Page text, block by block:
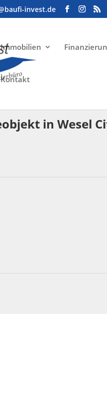
invest.de
Immobilien
Kontakt
in Wesel